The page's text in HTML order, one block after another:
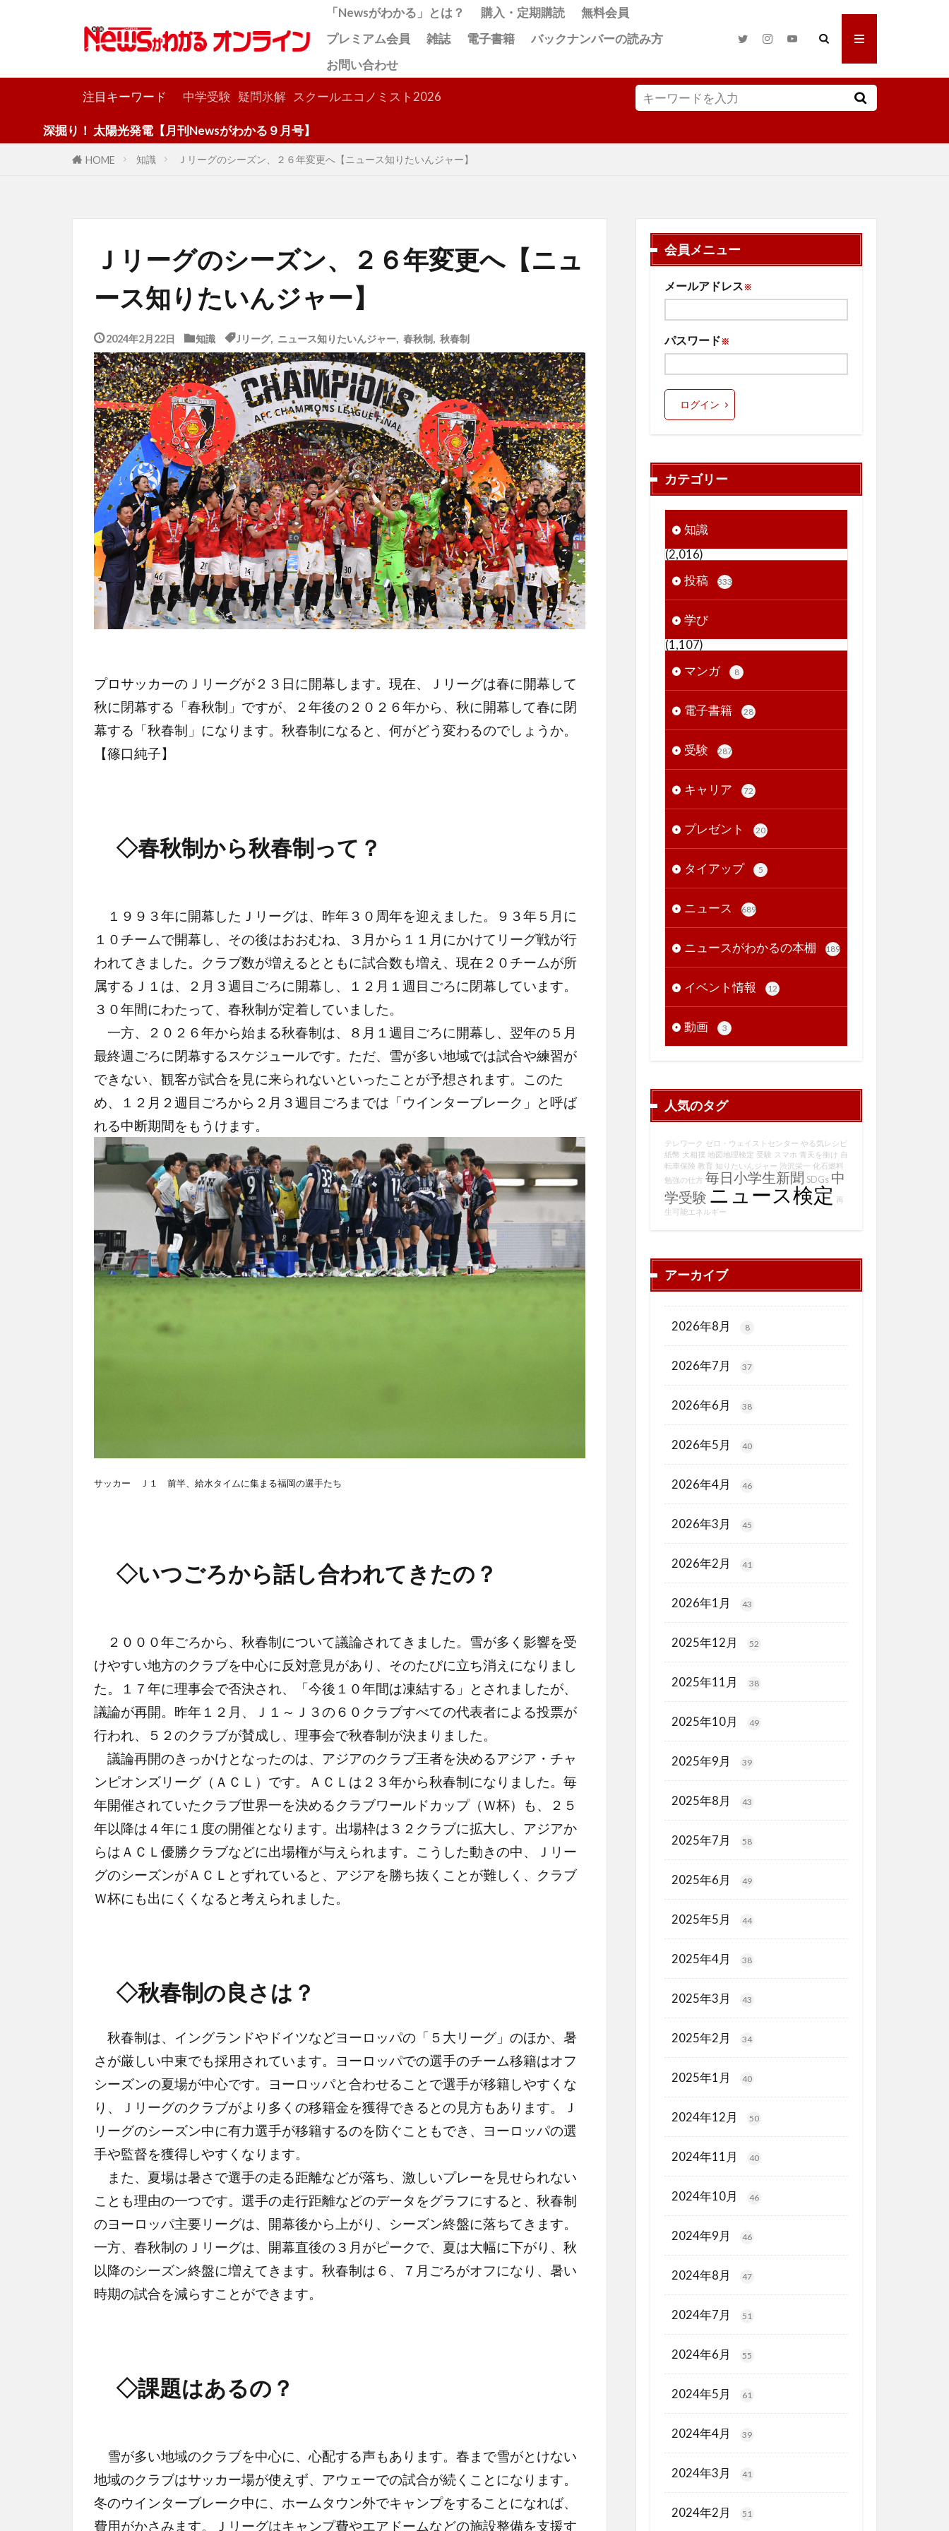
「Newsがわかる」とは？ 購入・定期購読
無料会員
プレミアム会員
雑誌 電子書籍
バックナンバーの読み方
お問い合わせ
注目キーワード 中学受験 疑問氷解 スクールエコノミスト2026
太陽光発電【月刊Newsがわかる９月号】
HOME 知識 Ｊリーグのシーズン、２６年変更へ【ニュース知りたいんジャー】
Ｊリーグのシーズン、２６年変更へ【ニュ
ース知りたいんジャー】
2024年2月22日 知識 Jリーグ, ニュース知りたいんジャー, 春秋制 秋春制
プロサッカーのＪリーグが２３日に開幕します。現在、Ｊリーグは春に開幕して
秋に閉幕する「春秋制」ですが、２年後の２０２６年から、秋に開幕して春に閉
幕する「秋春制」になります。秋春制になると、何がどう変わるのでしょうか。
【篠口純子】
◇春秋制から秋春制って？
１９９３年に開幕したＪリーグは、昨年３０周年を迎えました。９３年５月に
１０チームで開幕し、その後はおおむね、３月から１１月にかけてリーグ戦が行
われてきました。クラブ数が増えるとともに試合数も増え、現在２０チームが所
属するＪ１は、２月３週目ごろに開幕し、１２月１週目ごろに閉幕しています。
３０年間にわたって、春秋制が定着していました。
一方、２０２６年から始まる秋春制は、８月１週目ごろに開幕し、翌年の５月
最終週ごろに閉幕するスケジュールです。ただ、雪が多い地域では試合や練習が
できない、観客が試合を見に来られないといったことが予想されます。このた
め、１２月２週目ごろから２月３週目ごろまでは「ウインターブレーク」と呼ば
れる中断期間をもうけます。
サッカー Ｊ１ 前半、給水タイムに集まる福岡の選手たち
◇いつごろから話し合われてきたの？
２０００年ごろから、秋春制について議論されてきました。雪が多く影響を受
けやすい地方のクラブを中心に反対意見があり、そのたびに立ち消えになりまし
た。１７年に理事会で否決され、「今後１０年間は凍結する」とされましたが、
議論が再開。昨年１２月、Ｊ１～Ｊ３の６０クラブすべての代表者による投票が
行われ、５２のクラブが賛成し、理事会で秋春制が決まりました。
議論再開のきっかけとなったのは、アジアのクラブ王者を決めるアジア・チャ
ンピオンズリーグ（ＡＣＬ）です。ＡＣＬは２３年から秋春制になりました。毎
年開催されていたクラブ世界一を決めるクラブワールドカップ（Ｗ杯）も、２５
年以降は４年に１度の開催となります。出場枠は３２クラブに拡大し、アジアか
らはＡＣＬ優勝クラブなどに出場権が与えられます。こうした動きの中、Ｊリー
グのシーズンがＡＣＬとずれていると、アジアを勝ち抜くことが難しく、クラブ
Ｗ杯にも出にくくなると考えられました。
◇秋春制の良さは？
秋春制は、イングランドやドイツなどヨーロッパの「５大リーグ」のほか、暑
さが厳しい中東でも採用されています。ヨーロッパでの選手のチーム移籍はオフ
シーズンの夏場が中心です。ヨーロッパと合わせることで選手が移籍しやすくな
り、Ｊリーグのクラブがより多くの移籍金を獲得できるとの見方もあります。Ｊ
リーグのシーズン中に有力選手が移籍するのを防ぐこともでき、ヨーロッパの選
手や監督を獲得しやすくなります。
また、夏場は暑さで選手の走る距離などが落ち、激しいプレーを見せられない
ことも理由の一つです。選手の走行距離などのデータをグラフにすると、秋春制
のヨーロッパ主要リーグは、開幕後から上がり、シーズン終盤に落ちてきます。
一方、春秋制のＪリーグは、開幕直後の３月がピークで、夏は大幅に下がり、秋
以降のシーズン終盤に増えてきます。秋春制は６、７月ごろがオフになり、暑い
時期の試合を減らすことができます。
◇課題はあるの？
雪が多い地域のクラブを中心に、心配する声もあります。春まで雪がとけない
地域のクラブはサッカー場が使えず、アウェーでの試合が続くことになります。
冬のウインターブレーク中に、ホームタウン外でキャンプをすることになれば、
費用がかさみます。Ｊリーグはキャンプ費やエアドームなどの施設整備を支援す
会員メニュー
メールアドレス※
パスワード※
ログイン
カテゴリー
知識
(2,016)
投稿
333
学び
(1,107)
マンガ
8
電子書籍 28
受験 287
キャリア 72
プレゼント 20
タイアップ 5
ニュース 689
ニュースがわかるの本棚 189
イベント情報 12
動画 3
人気のタグ
テレワーク ゼロ・ウェイストセンター やる気レシピ
紙幣 大相撲 地図地理検定 受験 スマホ 青天を衝け 自
転車保険 教育 知りたいんジャー 渋沢栄一 化石燃料
勉強の仕方 毎日小学生新聞 SDGs 中
学受験 ニュース検定
再
生可能エネルギー
アーカイブ
2026年8月 8
2026年7月 37
2026年6月 38
2026年5月 40
2026年4月 46
2026年3月 45
2026年2月 41
2026年1月 43
2025年12月 52
2025年11月 38
2025年10月 49
2025年9月 39
2025年8月 43
2025年7月 58
2025年6月 49
2025年5月 44
2025年4月 38
2025年3月 43
2025年2月 34
2025年1月 40
2024年12月 50
2024年11月 40
2024年10月 46
2024年9月 46
2024年8月 47
2024年7月 51
2024年6月 55
2024年5月 61
2024年4月 39
2024年3月 41
2024年2月 51
検索